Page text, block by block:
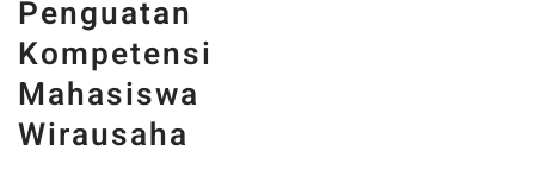
Penguatan
Kompetensi
Mahasiswa
Wirausaha